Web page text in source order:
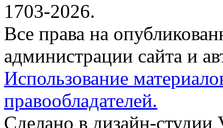
1703-2026.
Все права на
администрации сайта и
Использование
правообладателей.
Сделано в дизайн-студии